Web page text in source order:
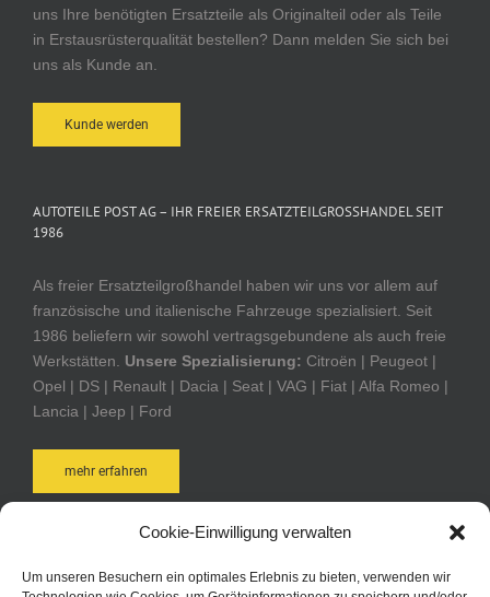
Cookie-Einwilligung verwalten
Um unseren Besuchern ein optimales Erlebnis zu bieten, verwenden wir
uns Ihre benötigten Ersatzteile als Originalteil oder als Teile
in Erstausrüsterqualität bestellen? Dann melden Sie sich bei
uns als Kunde an.
Kunde werden
AUTOTEILE POST AG – IHR FREIER ERSATZTEILGROSSHANDEL SEIT 1
986
Als freier Ersatzteilgroßhandel haben wir uns vor allem auf
französische und italienische Fahrzeuge spezialisiert. Seit
1986 beliefern wir sowohl vertragsgebundene als auch freie
Werkstätten. Unsere Spezialisierung: Citroën | Peugeot |
Opel | DS | Renault | Dacia | Seat | VAG | Fiat | Alfa Romeo |
Lancia | Jeep | Ford
mehr erfahren